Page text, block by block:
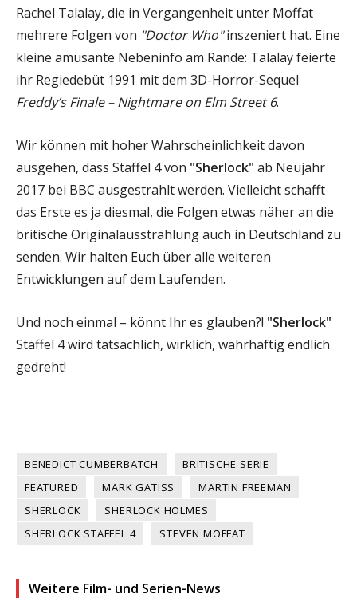
Rachel Talalay, die in Vergangenheit unter Moffat
mehrere Folgen von "Doctor Who"inszeniert hat. Eine
kleine amüsante Nebeninfo am Rande: Talalay feierte
ihr Regiedebüt 1991 mit dem 3D-Horror-Sequel
Freddy’s Finale – Nightmare on Elm Street 6.
Wir können mit hoher Wahrscheinlichkeit davon
ausgehen, dass Staffel 4 von "Sherlock" ab Neujahr
2017 bei BBC ausgestrahlt werden. Vielleicht schafft
das Erste es ja diesmal, die Folgen etwas näher an die
britische Originalausstrahlung auch in Deutschland zu
senden. Wir halten Euch über alle weiteren
Entwicklungen auf dem Laufenden.
Und noch einmal – könnt Ihr es glauben?! "Sherlock"
Staffel 4 wird tatsächlich, wirklich, wahrhaftig endlich
gedreht!
BENEDICT CUMBERBATCH
BRITISCHE SERIE
FEATURED
MARK GATISS
MARTIN FREEMAN
SHERLOCK
SHERLOCK HOLMES
SHERLOCK STAFFEL 4
STEVEN MOFFAT
Weitere Film- und Serien-News